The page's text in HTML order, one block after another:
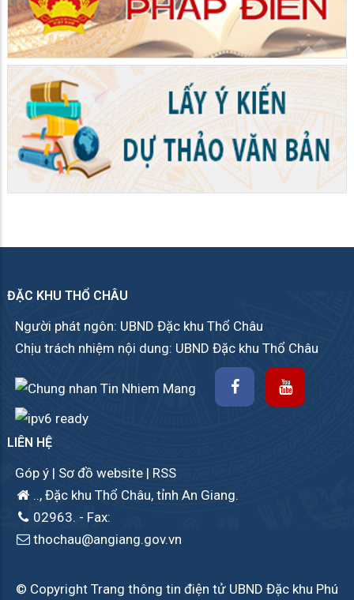
ĐẶC KHU THỔ CHÂU
Người phát ngôn: UBND Đặc khu Thổ Châu
Chịu trách nhiệm nội dung: UBND Đặc khu Thổ Châu
LIÊN HỆ
Góp ý | Sơ đồ website | RSS
.., Đặc khu Thổ Châu, tỉnh An Giang.
02963. - Fax:
thochau@angiang.gov.vn
© Copyright Trang thông tin điện tử UBND Đặc khu Phú